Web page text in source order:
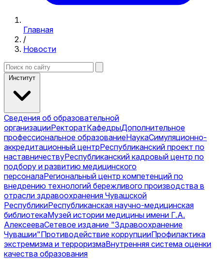
Главная
/
Новости
Институт
Сведения об образовательной
организацииРекторатКафедрыДополнительное
профессиональное образованиеНаукаСимуляционно-
аккредитационный центрРеспубликанский проект по
наставничествуРеспубликанский кадровый центр по
подбору и развитию медицинского
персоналаРегиональный центр компетенций по
внедрению технологий бережливого производства в
отрасли здравоохранения Чувашской
РеспубликиРеспубликанская научно-медицинская
библиотекаМузей истории медицины имени Г.А.
АлексееваСетевое издание "Здравоохранение
Чувашии"Противодействие коррупцииПрофилактика
экстремизма и терроризмаВнутренняя система оценки
качества образования